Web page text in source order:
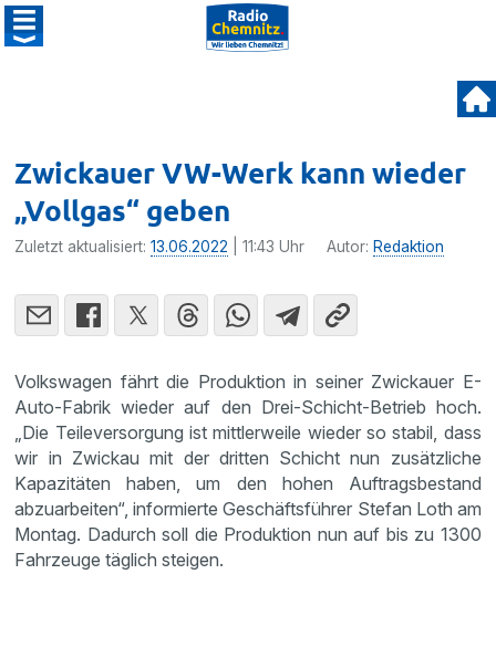
Zwickauer VW-Werk kann wieder
„Vollgas“ geben
Zuletzt aktualisiert:13.06.2022 | 11:43 Uhr Autor: Redaktion
Volkswagen fährt die Produktion in seiner Zwickauer E-
Auto-Fabrik wieder auf den Drei-Schicht-Betrieb hoch.
„Die Teileversorgung ist mittlerweile wieder so stabil, dass
wir in Zwickau mit der dritten Schicht nun zusätzliche
Kapazitäten haben, um den hohen Auftragsbestand
abzuarbeiten“, informierte Geschäftsführer Stefan Loth am
Montag. Dadurch soll die Produktion nun auf bis zu 1300
Fahrzeuge täglich steigen.